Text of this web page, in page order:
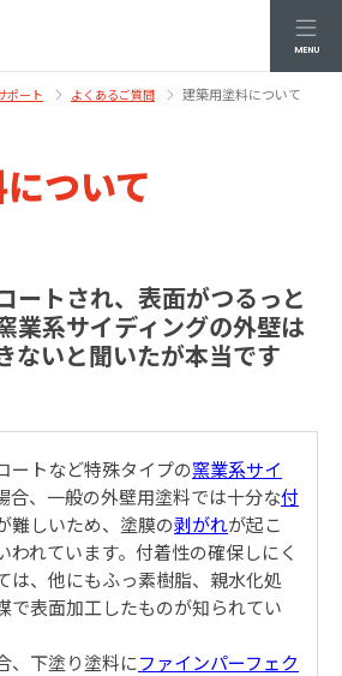
MENU
ポート よくあるご質問 建築用塗料について
ついて
ートされ、表面がつるっと
業系サイディングの外壁は
ないと聞いたが本当です
ートなど特殊タイプの窯業系サイ
合、一般の外壁用塗料では十分な付
難しいため、塗膜の剥がれが起こ
われています。付着性の確保しにく
は、他にもふっ素樹脂、親水化処
で表面加工したものが知られてい
、下塗り塗料にファインパーフェク